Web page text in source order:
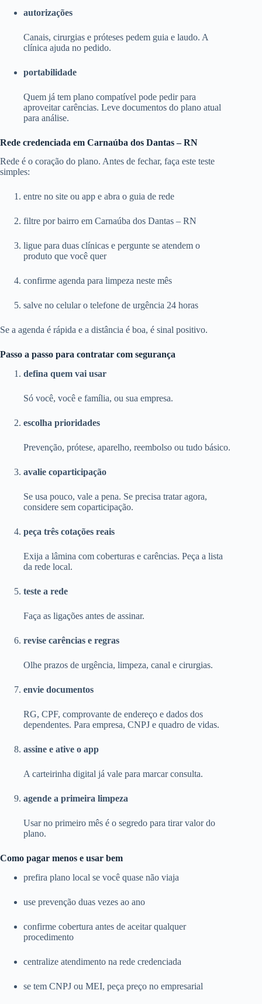
autorizações
Canais, cirurgias e próteses pedem guia e laudo. A
clínica ajuda no pedido.
portabilidade
Quem já tem plano compatível pode pedir para
aproveitar carências. Leve documentos do plano atual
para análise.
Rede credenciada em Carnaúba dos Dantas – RN
Rede é o coração do plano. Antes de fechar, faça este teste
simples:
entre no site ou app e abra o guia de rede
filtre por bairro em Carnaúba dos Dantas – RN
ligue para duas clínicas e pergunte se atendem o
produto que você quer
confirme agenda para limpeza neste mês
salve no celular o telefone de urgência 24 horas
Se a agenda é rápida e a distância é boa, é sinal positivo.
Passo a passo para contratar com segurança
defina quem vai usar
Só você, você e família, ou sua empresa.
escolha prioridades
Prevenção, prótese, aparelho, reembolso ou tudo básico.
avalie coparticipação
Se usa pouco, vale a pena. Se precisa tratar agora,
considere sem coparticipação.
peça três cotações reais
Exija a lâmina com coberturas e carências. Peça a lista
da rede local.
teste a rede
Faça as ligações antes de assinar.
revise carências e regras
Olhe prazos de urgência, limpeza, canal e cirurgias.
envie documentos
RG, CPF, comprovante de endereço e dados dos
dependentes. Para empresa, CNPJ e quadro de vidas.
assine e ative o app
A carteirinha digital já vale para marcar consulta.
agende a primeira limpeza
Usar no primeiro mês é o segredo para tirar valor do
plano.
Como pagar menos e usar bem
prefira plano local se você quase não viaja
use prevenção duas vezes ao ano
confirme cobertura antes de aceitar qualquer
procedimento
centralize atendimento na rede credenciada
se tem CNPJ ou MEI, peça preço no empresarial